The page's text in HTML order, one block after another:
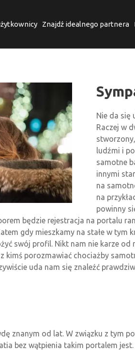
Znajdź idealnego partnera
Nie da się
Raczej w
ludźmi i
samotne
innymi
na
na
powinny
będzie rejestracja na portalu
gdy mieszkamy na stałe w tym
swój profil. Nikt nam nie karze od
kimś porozmawiać chociażby
uda nam się znaleźć
znanym od lat. W związku z tym
bez wątpienia takim portalem jest.